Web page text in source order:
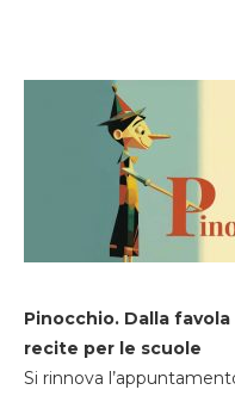
Pinocchio. Dalla
recite per le scuole
Si rinnova